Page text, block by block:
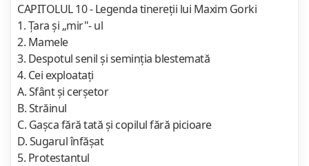
CAPITOLUL 10 - Legenda tinereţii lui Maxim Gorki
1. Ţara şi „mir"- ul
2. Mamele
3. Despotul senil şi seminţia blestemată
4. Cei exploataţi
A. Sfânt şi cerşetor
B. Străinul
C. Gaşca fără tată şi copilul fără picioare
D. Sugarul înfăşat
5. Protestantul